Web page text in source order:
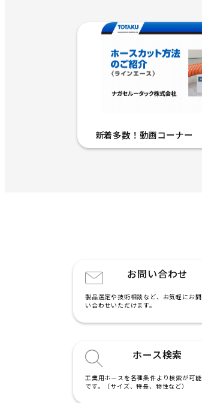
新着多数！動画コーナー
お問い合わせ
製品選定や技術相談など、お気軽にお問
い合わせいただけます。
ホース検索
工業用ホースを各種条件より検索が可能
です。（サイズ、特長、物性など）